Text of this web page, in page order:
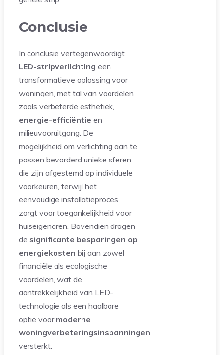
Conclusie
In conclusie vertegenwoordigt
LED-stripverlichting een
transformatieve oplossing voor
woningen, met tal van voordelen
zoals verbeterde esthetiek,
energie-efficiëntie en
milieuvooruitgang. De
mogelijkheid om verlichting aan te
passen bevorderd unieke sferen
die zijn afgestemd op individuele
voorkeuren, terwijl het
eenvoudige installatieproces
zorgt voor toegankelijkheid voor
huiseigenaren. Bovendien dragen
de significante besparingen op
energiekosten bij aan zowel
financiële als ecologische
voordelen, wat de
aantrekkelijkheid van LED-
technologie als een haalbare
optie voor moderne
woningverbeteringsinspanningen
versterkt.